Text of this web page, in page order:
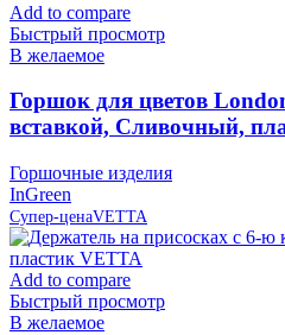
Add to compare
Быстрый просмотр
В желаемое
Горшок для цветов
вставкой, Сливочный,
Горшочные изделия
InGreen
Супер-ценаVETTA
Add to compare
Быстрый просмотр
В желаемое